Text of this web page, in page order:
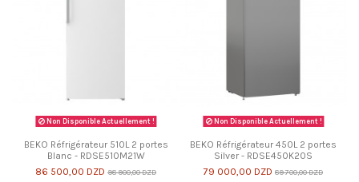
Non Disponible Actuellement !
BEKO Réfrigérateur 510L 2 portes
Blanc - RDSE510M21W
86 500,00 DZD 98 900,00 DZD
Non Disponible Actuellement !
BEKO Réfrigérateur 450L 2 portes
Silver - RDSE450K20S
79 000,00 DZD 89 700,00 DZD